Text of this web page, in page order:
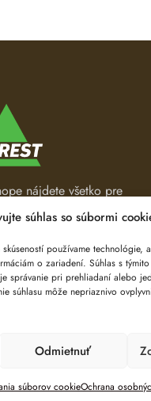
súhlas so súbormi
používame technológie,
o zariadení. Súhlas s
správanie pri prehliadaní alebo
súhlasu môže nepriaznivo
Odmietnuť
súborov cookieOchrana
nájdete všetko pre
Od pracovného
na ťažbu a
až po ručné